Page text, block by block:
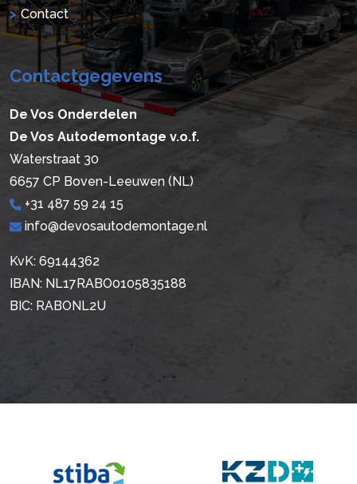
Contact
Contactgegevens
De Vos Onderdelen
De Vos Autodemontage v.o.f.
Waterstraat 30
6657 CP Boven-Leeuwen (NL)
+31 487 59 24 15
info@devosautodemontage.nl
KvK: 69144362
IBAN: NL17RABO0105835188
BIC: RABONL2U